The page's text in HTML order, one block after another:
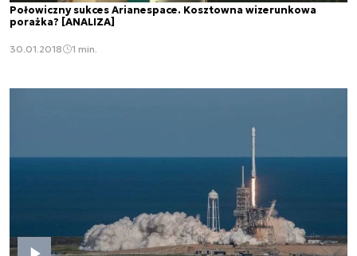
Połowiczny sukces Arianespace. Kosztowna wizerunkowa
porażka? [ANALIZA]
30.01.2018 1 min.